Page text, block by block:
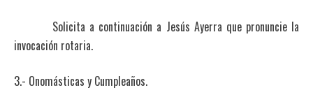
Solicita a continuación a Jesús Ayerra que pronuncie la
invocación rotaria.
3.- Onomásticas y Cumpleaños.